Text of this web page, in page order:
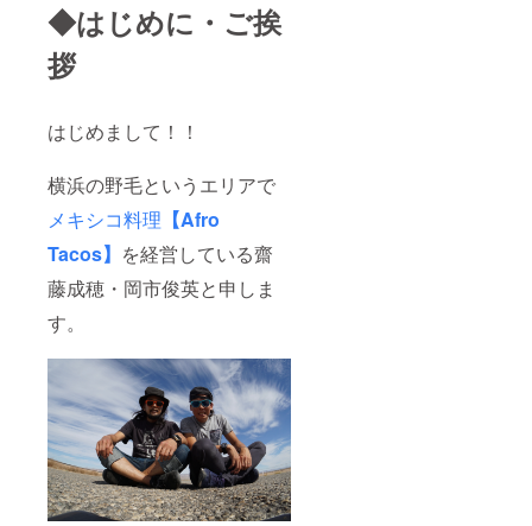
◆はじめに・ご挨
拶
はじめまして！！
横浜の野毛というエリアで
メキシコ料理 【Afro
Tacos】 を経営している齋
藤成穂・岡市俊英と申しま
す。